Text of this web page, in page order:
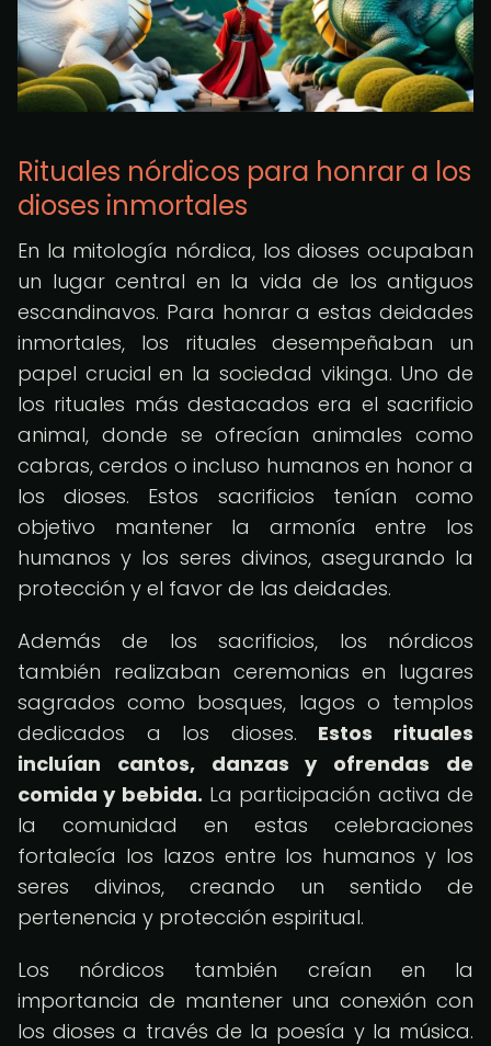
Rituales nórdicos para honrar a los
dioses inmortales
En la mitología nórdica, los dioses ocupaban
un lugar central en la vida de los antiguos
escandinavos. Para honrar a estas deidades
inmortales, los rituales desempeñaban un
papel crucial en la sociedad vikinga. Uno de
los rituales más destacados era el sacrificio
animal, donde se ofrecían animales como
cabras, cerdos o incluso humanos en honor a
los dioses. Estos sacrificios tenían como
objetivo mantener la armonía entre los
humanos y los seres divinos, asegurando la
protección y el favor de las deidades.
Además de los sacrificios, los nórdicos
también realizaban ceremonias en lugares
sagrados como bosques, lagos o templos
dedicados a los dioses. Estos rituales
incluían cantos, danzas y ofrendas de
comida y bebida. La participación activa de
la comunidad en estas celebraciones
fortalecía los lazos entre los humanos y los
seres divinos, creando un sentido de
pertenencia y protección espiritual.
Los nórdicos también creían en la
importancia de mantener una conexión con
los dioses a través de la poesía y la música.